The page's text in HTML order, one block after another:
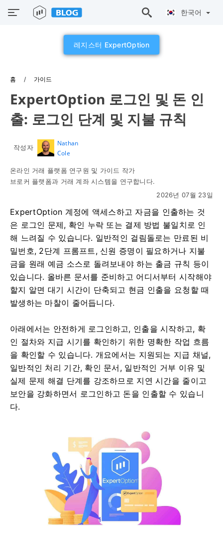
한국어
레지스터 ExpertOption
홈 가이드
ExpertOption 로그인 및 돈 인
출: 로그인 단계 및 지불 규칙
작성자
Nathan
Cole
온라인 거래 플랫폼 연구원 및 가이드 작가
브로커 플랫폼과 거래 계좌 시스템을 연구합니다.
2026년 07월 23일
ExpertOption 계정에 액세스하고 자금을 인출하는 것
은 로그인 문제, 확인 누락 또는 결제 방법 불일치로 인
해 느려질 수 있습니다. 일반적인 걸림돌로는 만료된 비
밀번호, 2단계 프롬프트, 신원 증명이 필요하거나 지불
금을 원래 예금 소스로 돌려보내야 하는 출금 규칙 등이
있습니다. 올바른 문서를 준비하고 어디서부터 시작해야
할지 알면 대기 시간이 단축되고 현금 인출을 요청할 때
발생하는 마찰이 줄어듭니다.
아래에서는 안전하게 로그인하고, 인출을 시작하고, 확
인 절차와 지급 시기를 확인하기 위한 명확한 작업 흐름
을 확인할 수 있습니다. 개요에서는 지원되는 지급 채널,
일반적인 처리 기간, 확인 문서, 일반적인 거부 이유 및
실제 문제 해결 단계를 강조하므로 지연 시간을 줄이고
보안을 강화하면서 로그인하고 돈을 인출할 수 있습니
다.